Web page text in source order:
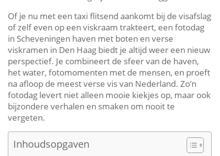
Of je nu met een taxi flitsend aankomt bij de visafslag
of zelf even op een viskraam trakteert, een fotodag
in Scheveningen haven met boten en verse
viskramen in Den Haag biedt je altijd weer een nieuw
perspectief.​ Je combineert de sfeer van de haven,
het water, fotomomenten met de mensen, en proeft
na afloop de meest verse vis van Nederland.​ Zo’n
fotodag levert niet alleen mooie kiekjes op, maar ook
bijzondere verhalen en smaken om nooit te
vergeten.​
Inhoudsopgaven